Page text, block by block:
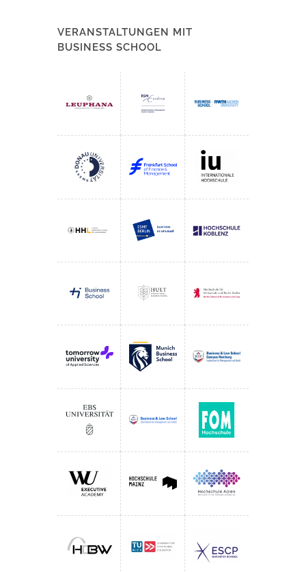
VERANSTALTUNGEN MIT
BUSINESS SCHOOL